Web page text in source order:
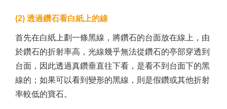
(2) 透過鑽石看白紙上的線
首先在白紙上劃一條黑線，將鑽石的台面放在線上，由
於鑽石的折射率高，光線幾乎無法從鑽石的亭部穿透到
台面，因此透過真鑽垂直往下看，是看不到台面下的黑
線的；如果可以看到變形的黑線，則是假鑽或其他折射
率較低的寶石。